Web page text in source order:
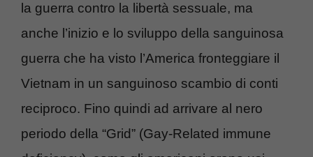
la guerra contro la libertà sessuale, ma
anche l’inizio e lo sviluppo della sanguinosa
guerra che ha visto l’America fronteggiare il
Vietnam in un sanguinoso scambio di conti
reciproco. Fino quindi ad arrivare al nero
periodo della “Grid” (Gay-Related immune